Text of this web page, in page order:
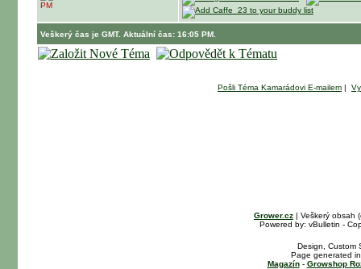
PM
Veškerý čas je GMT. Aktuální čas: 16:05 PM.
Pošli Téma Kamarádovi E-mailem |
Grower.cz | Veškerý obsah
Powered by: vBulletin -
Design, Custom
Page generated
Magazín- Growshop